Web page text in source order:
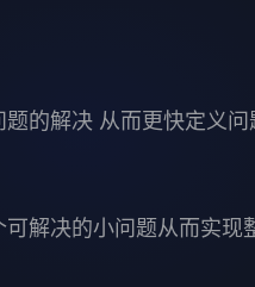
的解决 从而更快定义问
解决的小问题从而实现